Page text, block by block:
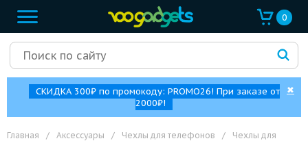
0
СКИДКА 300₽ по промокоду: PROMO26! При заказе от
2000₽!
✖
Главная / Аксессуары / Чехлы для телефонов /
Чехлы для